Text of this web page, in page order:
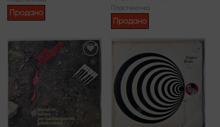
Продано
Пластиночка
Продано
Add to
wishlist
Add to